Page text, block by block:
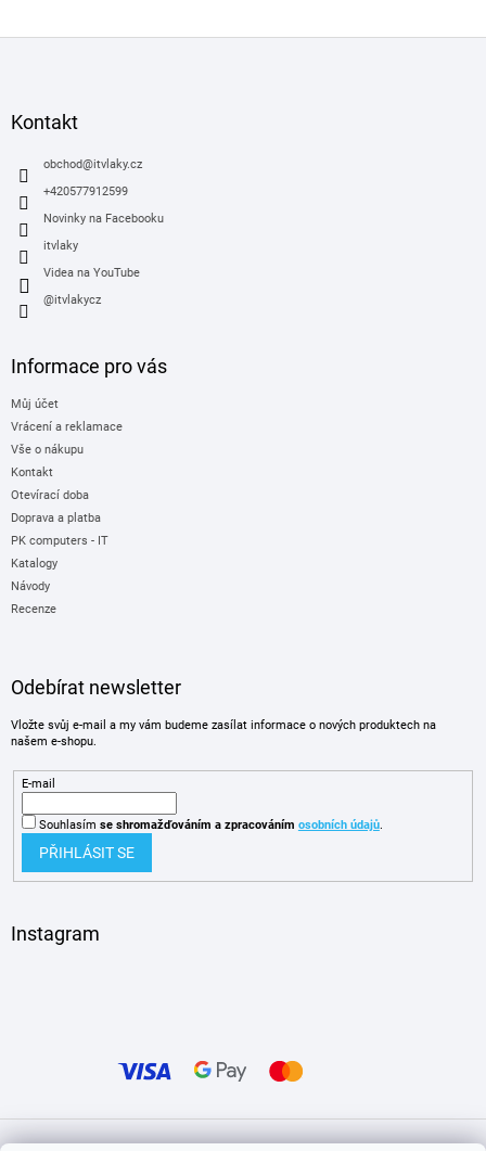
Kontakt
obchod@itvlaky.cz
+420577912599
Novinky na Facebooku
itvlaky
Videa na YouTube
@itvlakycz
Informace pro vás
Můj účet
Vrácení a reklamace
Vše o nákupu
Kontakt
Otevírací doba
Doprava a platba
PK computers - IT
Katalogy
Návody
Recenze
Odebírat newsletter
Vložte svůj e-mail a my vám budeme zasílat informace o nových produktech na
našem e-shopu.
E-mail
Souhlasím se shromažďováním a zpracováním osobních údajů.
PŘIHLÁSIT SE
Instagram